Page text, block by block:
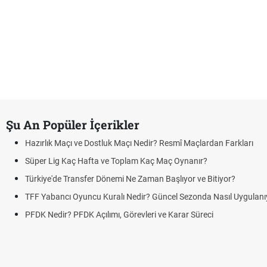
Şu An Popüler İçerikler
Hazırlık Maçı ve Dostluk Maçı Nedir? Resmî Maçlardan Farkları
Süper Lig Kaç Hafta ve Toplam Kaç Maç Oynanır?
Türkiye'de Transfer Dönemi Ne Zaman Başlıyor ve Bitiyor?
TFF Yabancı Oyuncu Kuralı Nedir? Güncel Sezonda Nasıl
PFDK Nedir? PFDK Açılımı, Görevleri ve Karar Süreci